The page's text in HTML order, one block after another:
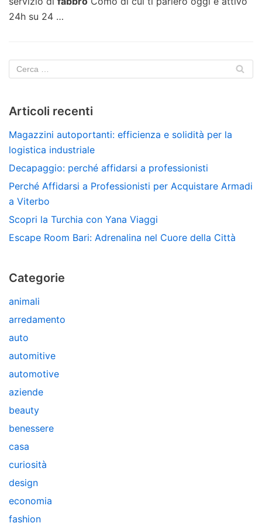
24h su 24 …
Articoli recenti
Magazzini autoportanti: efficienza e solidità per la
logistica industriale
Decapaggio: perché affidarsi a professionisti
Perché Affidarsi a Professionisti per Acquistare Armadi
a Viterbo
Scopri la Turchia con Yana Viaggi
Escape Room Bari: Adrenalina nel Cuore della Città
Categorie
animali
arredamento
auto
automitive
automotive
aziende
beauty
benessere
casa
curiosità
design
economia
fashion